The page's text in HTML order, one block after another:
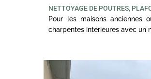
NETTOYAGE DE POUTRES,
Pour les maisons anciennes
charpentes intérieures avec un